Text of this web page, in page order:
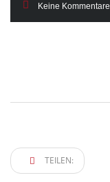
Keine Kommentare
TEILEN: